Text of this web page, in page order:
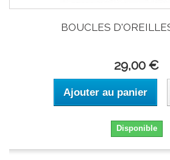
BOUCLES
29,00 €
Ajouter au panier
Disponible